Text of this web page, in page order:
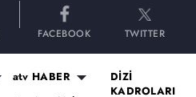
FACEBOOK TWITTER
atv HABER
DİZİ
KADROLARI